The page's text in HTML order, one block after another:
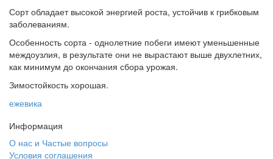
Сорт обладает высокой энергией роста, устойчив к грибковым
заболеваниям.
Особенность сорта - однолетние побеги имеют уменьшенные
междоузлия, в результате они не вырастают выше двухлетних,
как минимум до окончания сбора урожая.
Зимостойкость хорошая.
ежевика
Информация
О нас и Частые вопросы
Условия соглашения